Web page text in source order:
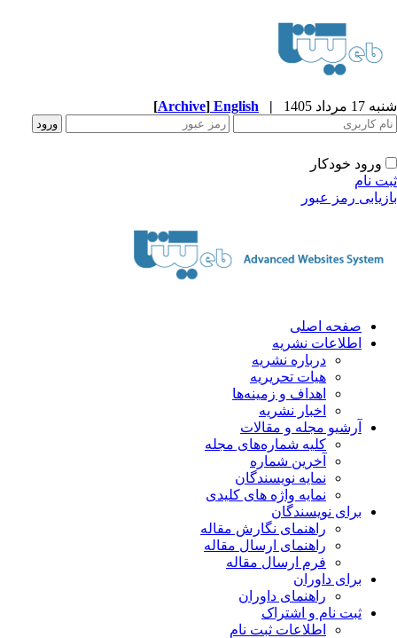
17 مرداد 1405 |
English
[Archive]
ورود خودکار
نام
رمز عبور
صفحه اصلی
اطلاعات نشریه
درباره نشریه
هیات تحریریه
اهداف و زمینه‌ها
اخبار نشریه
آرشیو مجله و مقالات
کلیه شماره‌های مجله
آخرین شماره
نمایه نویسندگان
نمایه واژه های کلیدی
برای نویسندگان
راهنمای نگارش مقاله
راهنمای ارسال مقاله
فرم ارسال مقاله
برای داوران
راهنمای داوران
ثبت نام و اشتراک
اطلاعات ثبت نام